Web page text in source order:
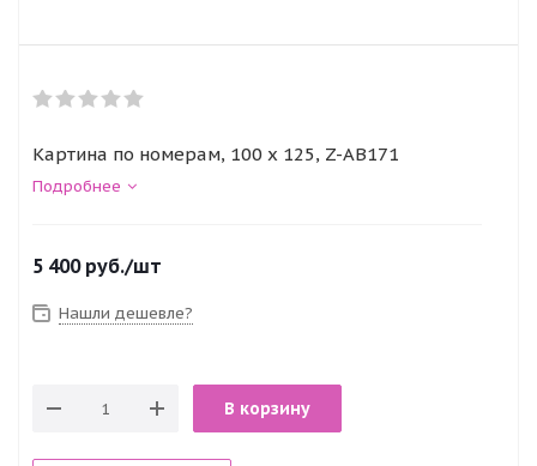
Картина по номерам, 100 x 125, Z-AB171
Подробнее
5 400руб./шт
Нашли дешевле?
В корзину